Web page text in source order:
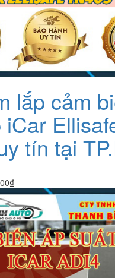
lắp cảm
tín tại
₫Giá
hiện
tại
là:
2.200.000₫.